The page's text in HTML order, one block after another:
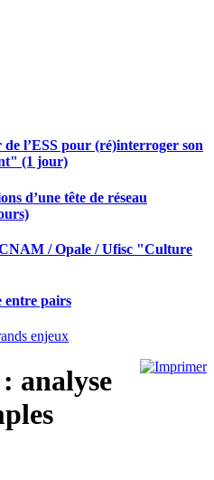
l’ESS pour (ré)interroger son
(1 jour)
d’une tête de réseau
/ Opale / Ufisc "Culture
entre pairs
enjeux
analyse